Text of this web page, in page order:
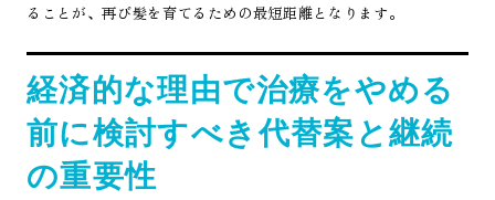
ることが、再び髪を育てるための最短距離となります。
経済的な理由で治療をやめる
前に検討すべき代替案と継続
の重要性